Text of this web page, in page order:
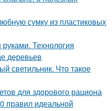
сумку из пластиковых
Технология
деревьев
светильник. Что такое
для здорового рациона
правил идеальной